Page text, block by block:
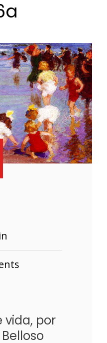
vida, por